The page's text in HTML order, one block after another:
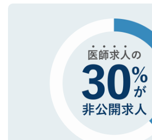
で、機密保持に関してもご安
ので、まずはご登録ください